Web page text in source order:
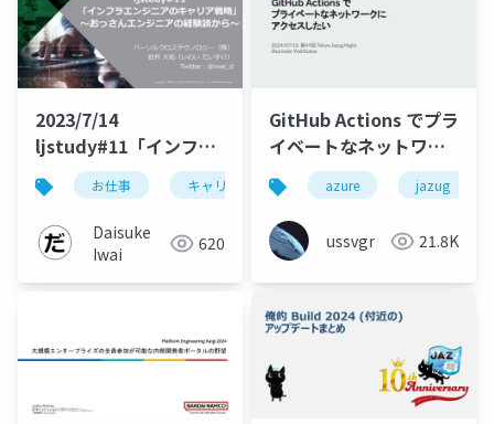
2023/7/14
ljstudy#11「インフラ
エンジニアのキャリア
戦略」ディレクターズ
カット版
お仕事 キャリア戦略
Daisuke
Iwai
620
GitHub Actions でプラ
イベートなネットワー
クにアクセスしたい
azure jazug
ussvgr 21.8K